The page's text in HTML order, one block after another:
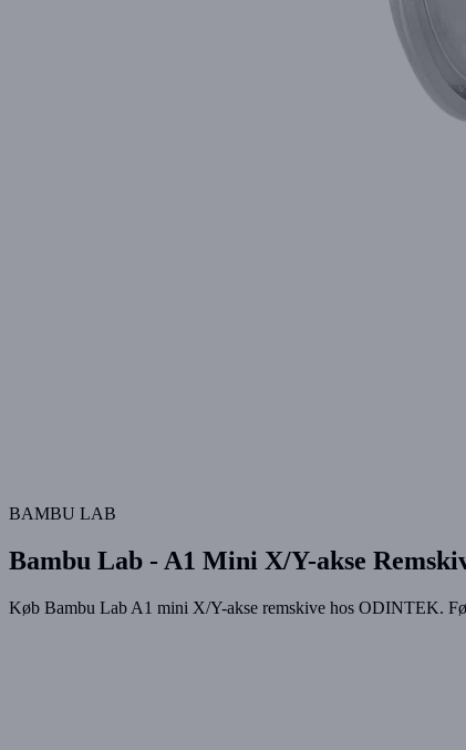
BAMBU LAB
Bambu Lab - A1 Mini X/Y-akse
Køb Bambu Lab A1 mini X/Y-akse remskive hos ODINTEK.